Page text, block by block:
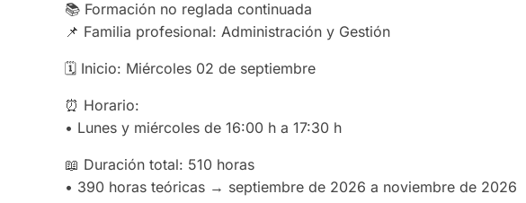
📚 Formación no reglada continuada
📌 Familia profesional: Administración y Gestión
🗓 Inicio: Miércoles 02 de septiembre
⏰ Horario:
• Lunes y miércoles de 16:00 h a 17:30 h
📖 Duración total: 510 horas
• 390 horas teóricas → septiembre de 2026 a noviembre de 2026